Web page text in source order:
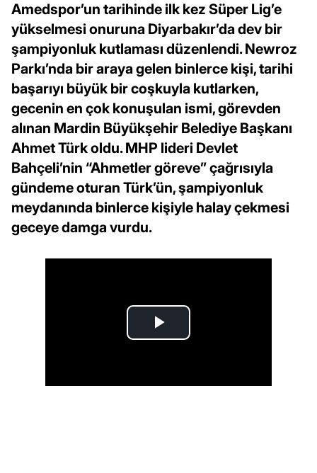
Amedspor’un tarihinde ilk kez Süper Lig’e
yükselmesi onuruna Diyarbakır’da dev bir
şampiyonluk kutlaması düzenlendi. Newroz
Parkı’nda bir araya gelen binlerce kişi, tarihi
başarıyı büyük bir coşkuyla kutlarken,
gecenin en çok konuşulan ismi, görevden
alınan Mardin Büyükşehir Belediye Başkanı
Ahmet Türk oldu. MHP lideri Devlet
Bahçeli’nin “Ahmetler göreve” çağrısıyla
gündeme oturan Türk’ün, şampiyonluk
meydanında binlerce kişiyle halay çekmesi
geceye damga vurdu.